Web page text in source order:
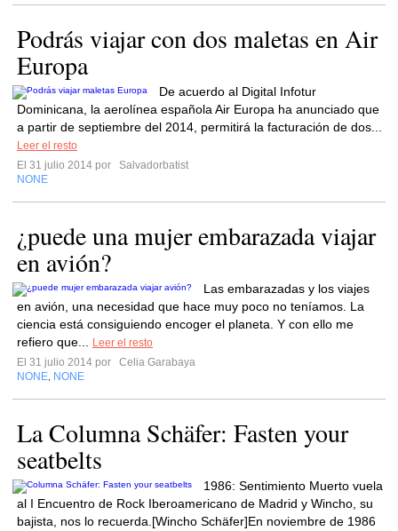
Podrás viajar con dos maletas en Air
Europa
De acuerdo al Digital Infotur
Dominicana, la aerolínea española Air Europa ha anunciado que
a partir de septiembre del 2014, permitirá la facturación de dos...
Leer el resto
El 31 julio 2014 por
Salvadorbatist
NONE
¿puede una mujer embarazada viajar
en avión?
Las embarazadas y los viajes
en avión, una necesidad que hace muy poco no teníamos. La
ciencia está consiguiendo encoger el planeta. Y con ello me
refiero que...
Leer el resto
El 31 julio 2014 por
Celia Garabaya
NONE NONE
La Columna Schäfer: Fasten your
seatbelts
1986: Sentimiento Muerto vuela
al I Encuentro de Rock Iberoamericano de Madrid y Wincho, su
bajista, nos lo recuerda.[Wincho Schäfer]En noviembre de 1986